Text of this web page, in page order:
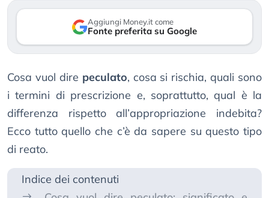
Aggiungi Money.it come
Fonte preferita su Google
Cosa vuol dire peculato, cosa si rischia, quali sono
i termini di prescrizione e, soprattutto, qual è la
differenza rispetto all’appropriazione indebita?
Ecco tutto quello che c’è da sapere su questo tipo
di reato.
Indice dei contenuti